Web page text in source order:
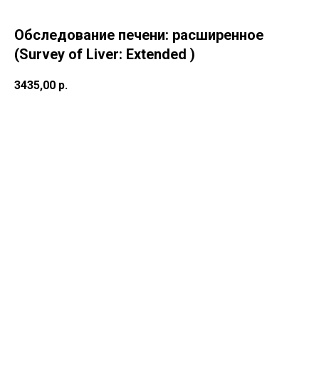
Обследование печени: расширенное
(Survey of Liver: Extended )
3435,00 р.